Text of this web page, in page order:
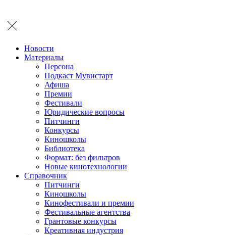
Новости
Материалы
Персона
Подкаст Мувистарт
Афиша
Премии
Фестивали
Юридические вопросы
Питчинги
Конкурсы
Киношколы
Библиотека
Формат: без фильтров
Новые кинотехнологии
Справочник
Питчинги
Киношколы
Кинофестивали и премии
Фестивальные агентства
Грантовые конкурсы
Креативная индустрия